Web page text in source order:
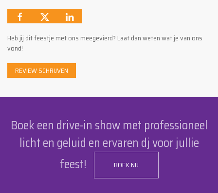
Heb jij dit feestje met ons meegevierd? Laat dan weten wat je van ons
vond!
REVIEW SCHRIJVEN
Boek een drive-in show met professioneel
licht en geluid en ervaren dj voor jullie
feest!
BOEK NU